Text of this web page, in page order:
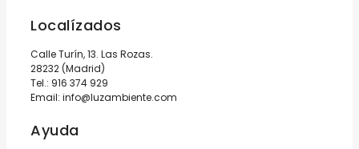
Localízados
Calle Turín, 13. Las Rozas.
28232 (Madrid)
Tel.: 916 374 929
Email: info@luzambiente.com
Ayuda